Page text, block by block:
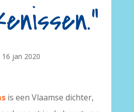
16 jan 2020
is een Vlaamse dichter,